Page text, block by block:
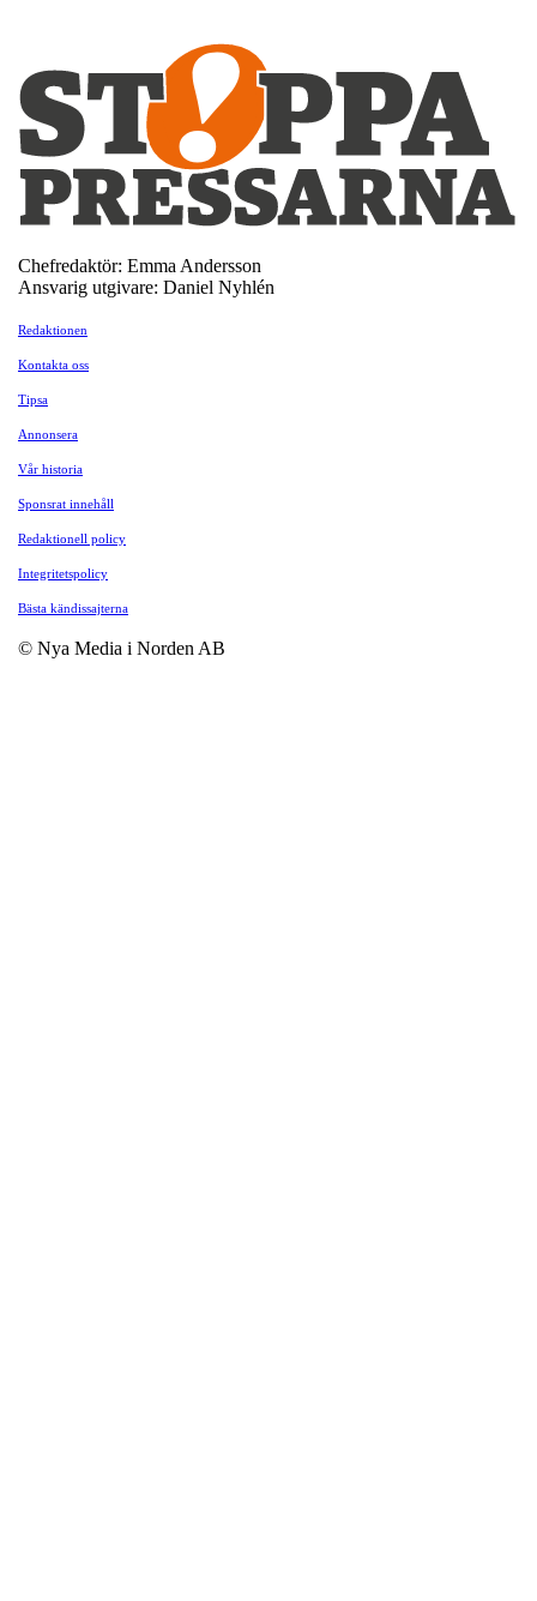
Chefredaktör: Emma Andersson
Ansvarig utgivare: Daniel Nyhlén
Redaktionen
Kontakta oss
Tipsa
Annonsera
Vår historia
Sponsrat innehåll
Redaktionell policy
Integritetspolicy
Bästa kändissajterna
© Nya Media i Norden AB